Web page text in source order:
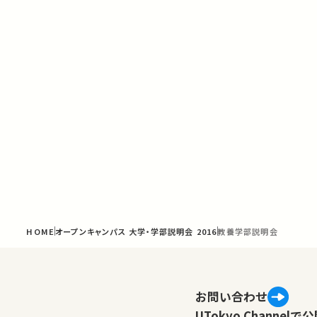
HOMEオープンキャンパス 大学・学部説明会 2016教養学部説明会
お問い合わせ